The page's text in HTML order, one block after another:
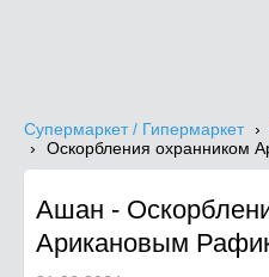
Супермаркет / Гипермаркет
Оскорбления охранником
Ашан -
Арикановым